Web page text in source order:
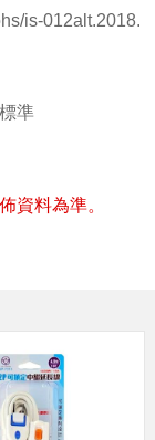
is-012alt.2018.
準
資料為準。